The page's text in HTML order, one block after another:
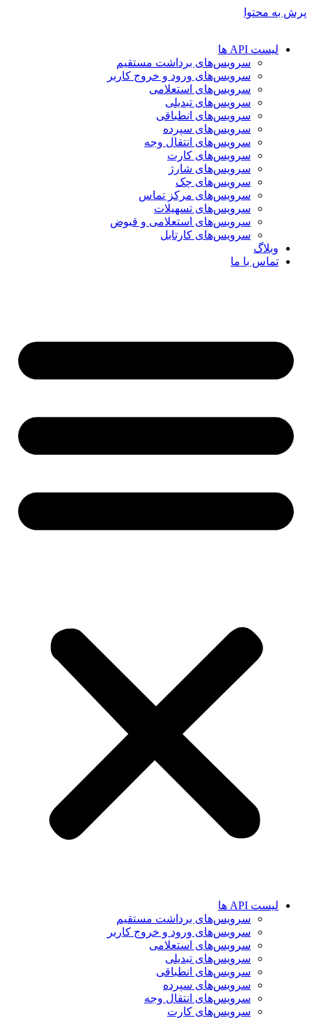
پرش به محتوا
لیست API ها
سرویس‌های برداشت مستقیم
سرویس‌های ورود و خروج کاربر
سرویس‌های استعلامی
سرویس‌های تبدیلی
سرویس‌های انطباقی
سرویس‌های سپرده
سرویس‌های انتقال وجه
سرویس‌های کارت
سرویس‌های شارژ
سرویس‌های چک
سرویس‌های مرکز تماس
سرویس‌های تسهیلات
سرویس‌های استعلامی و قبوض
سرویس‌های کارتابل
وبلاگ
تماس با ما
لیست API ها
سرویس‌های برداشت مستقیم
سرویس‌های ورود و خروج کاربر
سرویس‌های استعلامی
سرویس‌های تبدیلی
سرویس‌های انطباقی
سرویس‌های سپرده
سرویس‌های انتقال وجه
سرویس‌های کارت